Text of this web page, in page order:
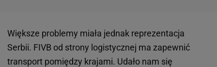
Większe problemy miała jednak reprezentacja
Serbii. FIVB od strony logistycznej ma zapewnić
transport pomiędzy krajami. Udało nam się